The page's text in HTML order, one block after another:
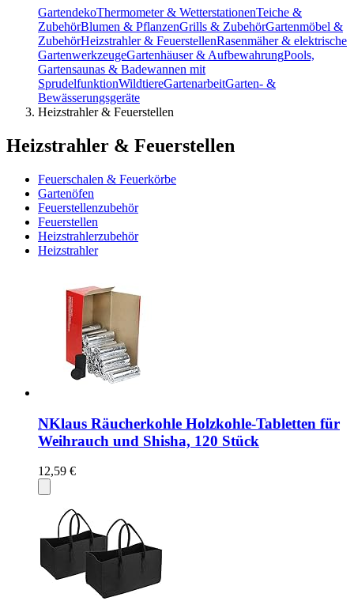
GartendekoThermometer & WetterstationenTeiche &
ZubehörBlumen & PflanzenGrills & ZubehörGartenmöbel &
ZubehörHeizstrahler & FeuerstellenRasenmäher & elektrische
GartenwerkzeugeGartenhäuser & AufbewahrungPools,
Gartensaunas & Badewannen mit
SprudelfunktionWildtiereGartenarbeitGarten- &
Bewässerungsgeräte
Heizstrahler & Feuerstellen
Heizstrahler & Feuerstellen
Feuerschalen & Feuerkörbe
Gartenöfen
Feuerstellenzubehör
Feuerstellen
Heizstrahlerzubehör
Heizstrahler
NKlaus Räucherkohle Holzkohle-Tabletten für
Weihrauch und Shisha, 120 Stück
12,59 €